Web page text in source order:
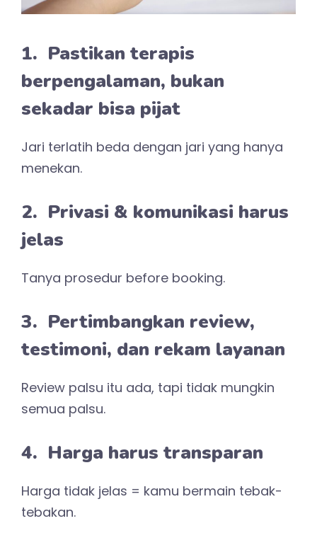
1. Pastikan terapis
berpengalaman, bukan
sekadar bisa pijat
Jari terlatih beda dengan jari yang hanya
menekan.
2. Privasi & komunikasi harus
jelas
Tanya prosedur before booking.
3. Pertimbangkan review,
testimoni, dan rekam layanan
Review palsu itu ada, tapi tidak mungkin
semua palsu.
4. Harga harus transparan
Harga tidak jelas = kamu bermain tebak-
tebakan.